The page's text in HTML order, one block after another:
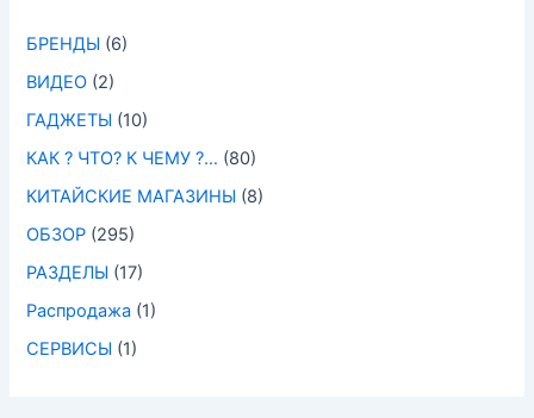
БРЕНДЫ (6)
ВИДЕО (2)
ГАДЖЕТЫ (10)
КАК ? ЧТО? К ЧЕМУ ?… (80)
КИТАЙСКИЕ МАГАЗИНЫ (8)
ОБЗОР (295)
РАЗДЕЛЫ (17)
Распродажа (1)
СЕРВИСЫ (1)